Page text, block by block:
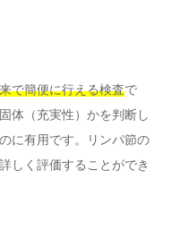
で簡便に行える検査で
体（充実性）かを判断し
に有用です。リンパ節の
しく評価することができ